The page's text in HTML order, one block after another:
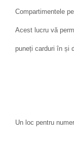
Compartimentele
Acest lucru vă
puneți carduri în și
Un loc pentru